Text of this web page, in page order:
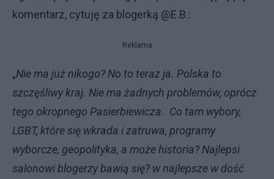
komentarz, cytuję za blogerką @E.B.:
Reklama
„Nie ma już nikogo? No to teraz ja. Polska to
szczęśliwy kraj. Nie ma żadnych problemów, oprócz
tego okropnego Pasierbiewicza. Co tam wybory,
LGBT, które się wkrada i zatruwa, programy
wyborcze, geopolityka, a może historia? Najlepsi
salonowi blogerzy bawią się? w najlepsze w dość